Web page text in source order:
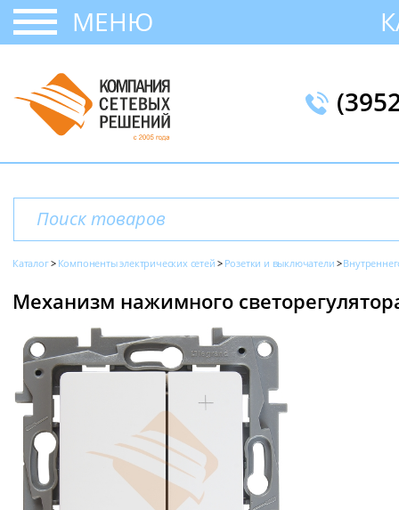
МЕНЮ
Каталог Компоненты электрических сетей Розетки и выключатели
Механизм нажимного